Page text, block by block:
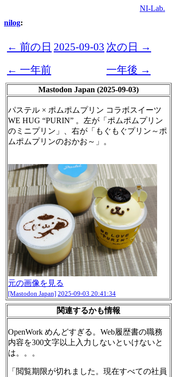
NI-Lab.
nilog:
← 前の日 2025-09-03 次の日 →
← 一年前
一年後 →
Mastodon Japan (2025-09-03)
パステル × ポムポムプリン コラボスイーツ
WE HUG “PURIN” 。左が「ポムポムプリン
のミニプリン」、右が「もぐもぐプリン～ポ
ムポムプリンのおかお～」。
元の画像を見る
[Mastodon Japan] 2025-09-03 20:41:34
関連するかも情報
OpenWork めんどすぎる。Web履歴書の職務
内容を300文字以上入力しないといけないと
は。。。
「閲覧期限が切れました。現在すべての社員